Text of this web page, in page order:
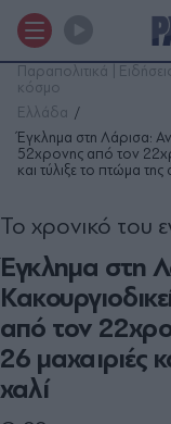
Παραπολιτικά |
κόσμο
Ελλάδα
Έγκλημα στη Λάρισα:
52χρονης από τον
και τύλιξε το πτώμα της
Έγκλημα στη
από τον
26 μαχαιριές
χαλί
Το χρονικό του